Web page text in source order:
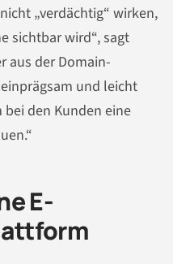
„verdächtig“ wirken,
sichtbar wird“, sagt
aus der Domain-
und leicht
den Kunden eine
E-